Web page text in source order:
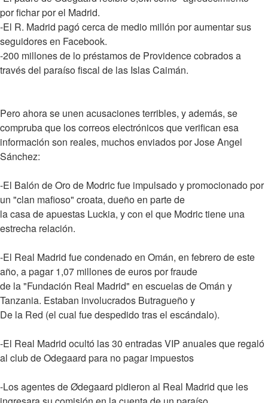
por fichar por el Madrid.
-El R. Madrid pagó cerca de medio millón por aumentar sus
seguidores en Facebook.
-200 millones de lo préstamos de Providence cobrados a
través del paraíso fiscal de las Islas Caimán.
Pero ahora se unen acusaciones terribles, y además, se
compruba que los correos electrónicos que verifican esa
información son reales, muchos enviados por Jose Angel
Sánchez:
-El Balón de Oro de Modric fue impulsado y promocionado por
un "clan mafioso" croata, dueño en parte de
la casa de apuestas Luckia, y con el que Modric tiene una
estrecha relación.
-El Real Madrid fue condenado en Omán, en febrero de este
año, a pagar 1,07 millones de euros por fraude
de la "Fundación Real Madrid" en escuelas de Omán y
Tanzania. Estaban involucrados Butragueño y
De la Red (el cual fue despedido tras el escándalo).
-El Real Madrid ocultó las 30 entradas VIP anuales que regaló
al club de Odegaard para no pagar impuestos
-Los agentes de Ødegaard pidieron al Real Madrid que les